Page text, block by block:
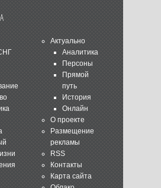
Актуально
Аналитика
Персоны
Прямой
путь
История
Онлайн
О проекте
Размещение
рекламы
RSS
Контакты
Карта сайта